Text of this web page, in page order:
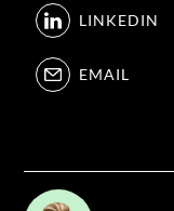
LINKEDIN
EMAIL